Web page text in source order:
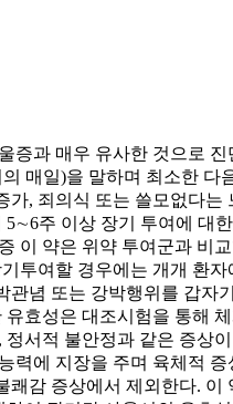
증과 매우 유사한 것으로
매일)을 말하며 최소한
, 죄의식 또는 쓸모없다
주 이상 장기 투여에 대
이 약은 위약 투여군과 비
투여할 경우에는 개개 환
념 또는 강박행위를 갑
효성은 대조시험을 통해
서적 불안정과 같은 증상
력에 지장을 주며 육체적
감 증상에서 제외한다.